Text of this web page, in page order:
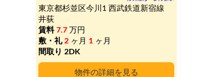
詳細
東京都杉並区今川1 西武鉄道新宿線
井荻
7.7 万円
2 ヶ月 1 ヶ月
2DK